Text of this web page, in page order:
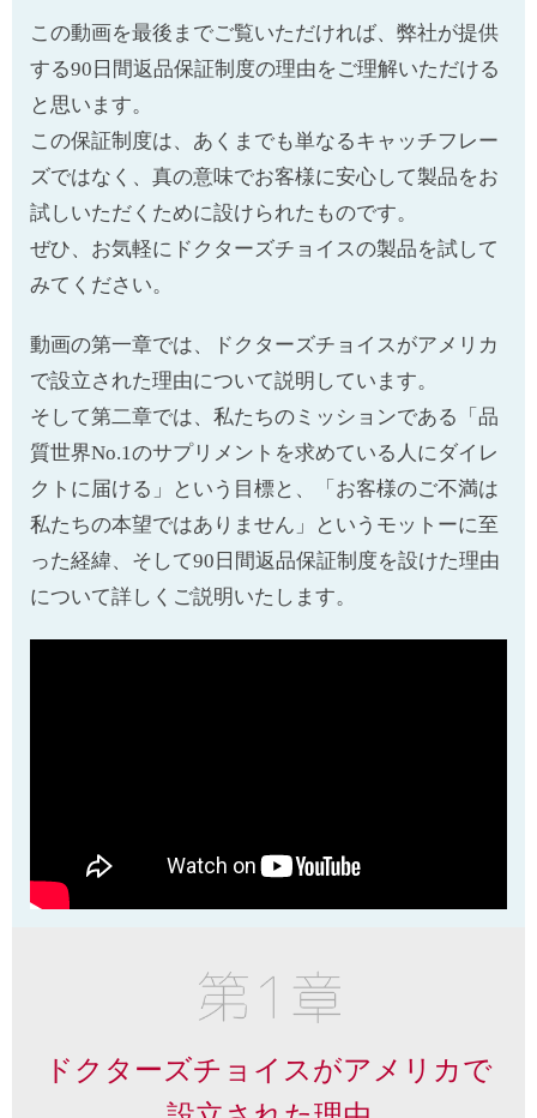
この動画を最後までご覧いただければ、弊社が提供
する90日間返品保証制度の理由をご理解いただける
と思います。
この保証制度は、あくまでも単なるキャッチフレー
ズではなく、真の意味でお客様に安心して製品をお
試しいただくために設けられたものです。
ぜひ、お気軽にドクターズチョイスの製品を試して
みてください。
動画の第一章では、ドクターズチョイスがアメリカ
で設立された理由について説明しています。
そして第二章では、私たちのミッションである「品
質世界No.1のサプリメントを求めている人にダイレ
クトに届ける」という目標と、「お客様のご不満は
私たちの本望ではありません」というモットーに至
った経緯、そして90日間返品保証制度を設けた理由
について詳しくご説明いたします。
ドクターズチョイスがアメリカで